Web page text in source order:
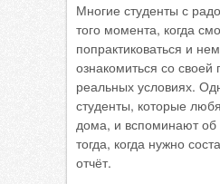
Многие студенты с
того момента, когда
попрактиковаться и
ознакомиться со
реальных условиях.
студенты, которые
дома, и вспоминают об
тогда, когда нужно
отчёт.